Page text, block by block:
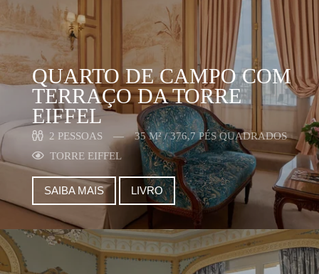
QUARTO DE CAMPO COM
TERRAÇO DA TORRE
EIFFEL
2 PESSOAS
35 M² / 376,7 PÉS QUADRADOS
TORRE EIFFEL
SAIBA MAIS LIVRO